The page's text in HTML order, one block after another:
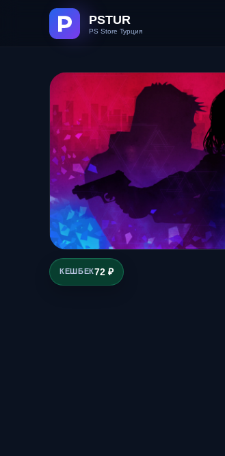
КЕШБЕК72 ₽